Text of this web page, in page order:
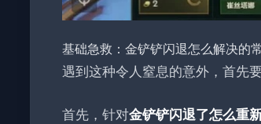
基础急救：金铲铲闪退怎么解决的
遇到这种令人窒息的意外，首先
首先，针对金铲铲闪退了怎么重